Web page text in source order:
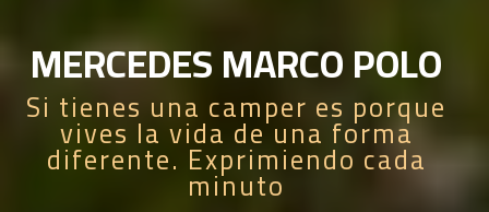
MERCEDES MARCO POLO
Si tienes una camper es porque
vives la vida de una forma
diferente. Exprimiendo cada
minuto